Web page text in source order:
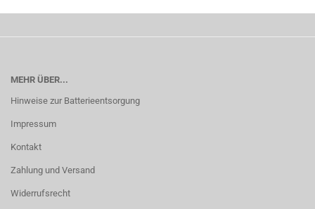
MEHR ÜBER...
Hinweise zur Batterieentsorgung
Impressum
Kontakt
Zahlung und Versand
Widerrufsrecht